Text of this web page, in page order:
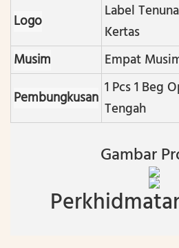
Logo
Label
Kertas
Musim
Empat
Pembungkusan 1 Pcs 1 Beg
Tengah
Gambar